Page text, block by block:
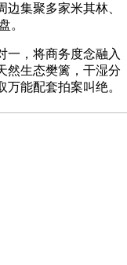
集聚多家米其林、
。
，将商务度念融入
然生态樊篱，干湿分
能配套拍案叫绝。